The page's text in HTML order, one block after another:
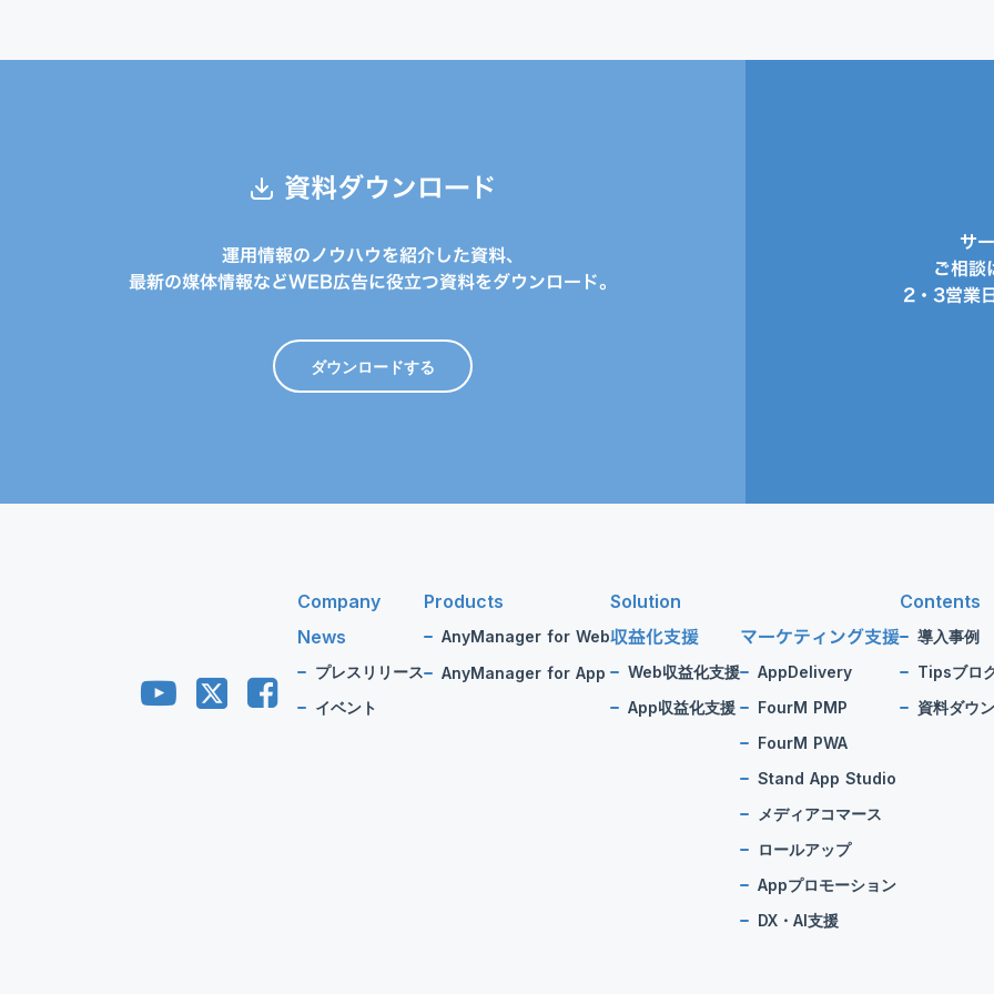
資料ダウンロード
運用情報のノウハウを紹介した資料、
最新の媒体情報などWEB広告に役立つ資料をダウンロード。
ダウンロードする
サ
ご相談
2・3営業
Company
News
プレスリリース
イベント
Products
AnyManager for Web
AnyManager for App
Solution
収益化支援
Web収益化支援
App収益化支援
マーケティング支援
AppDelivery
FourM PMP
FourM PWA
Stand App Studio
メディアコマース
ロールアップ
Appプロモーション
DX・AI支援
Contents
導入事例
Tipsブロ
資料ダウ